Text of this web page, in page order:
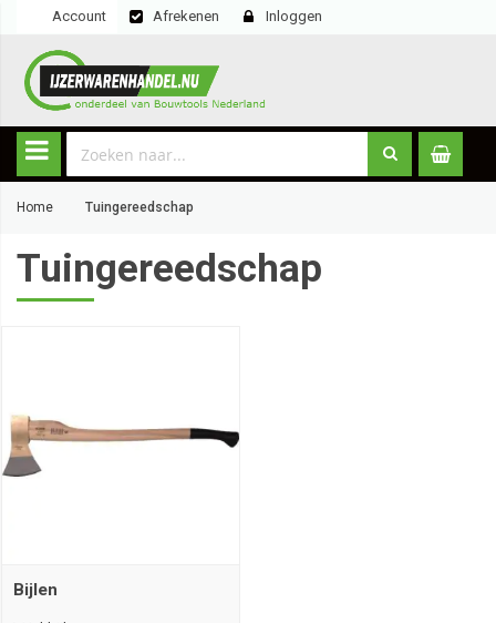
Account Afrekenen Inloggen
Home Tuingereedschap
Tuingereedschap
Bijlen